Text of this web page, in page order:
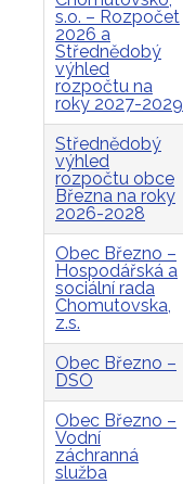
s.o. – Rozpočet
2026 a
Střednědobý
výhled
rozpočtu na
roky 2027-2029
Střednědobý
výhled
rozpočtu obce
Března na roky
2026-2028
Obec Březno –
Hospodářská a
sociální rada
Chomutovska,
z.s.
Obec Březno –
DSO
Obec Březno –
Vodní
záchranná
služba